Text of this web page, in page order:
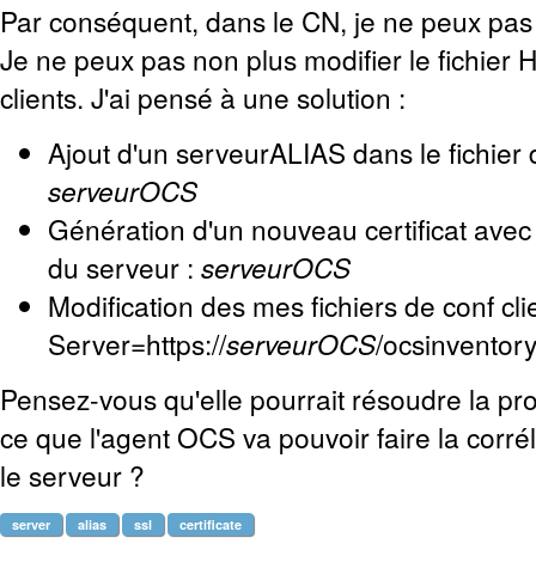
Par conséquent, dans le CN, je ne peux
Je ne peux pas non plus modifier le fichier
clients. J'ai pensé à une solution :
Ajout d'un serveurALIAS dans le fichier
serveurOCS
Génération d'un nouveau certificat
du serveur : serveurOCS
Modification des mes fichiers de conf
Server=https://serveurOCS/ocsinventory
Pensez-vous qu'elle pourrait résoudre la
ce que l'agent OCS va pouvoir faire la
le serveur ?
server alias ssl certificate